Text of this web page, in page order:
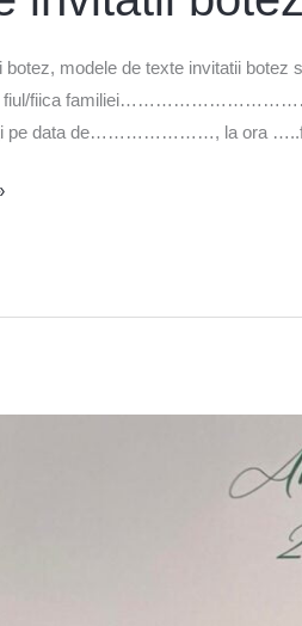
botez, modele de texte invitatii
fiul/fiica
pe data de…………………, la ora